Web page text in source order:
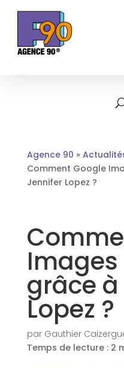
Agence 90 »
Comment Google
Jennifer Lopez ?
Images
grâce
Lopez ?
par Gauthier
Temps de lecture : 2